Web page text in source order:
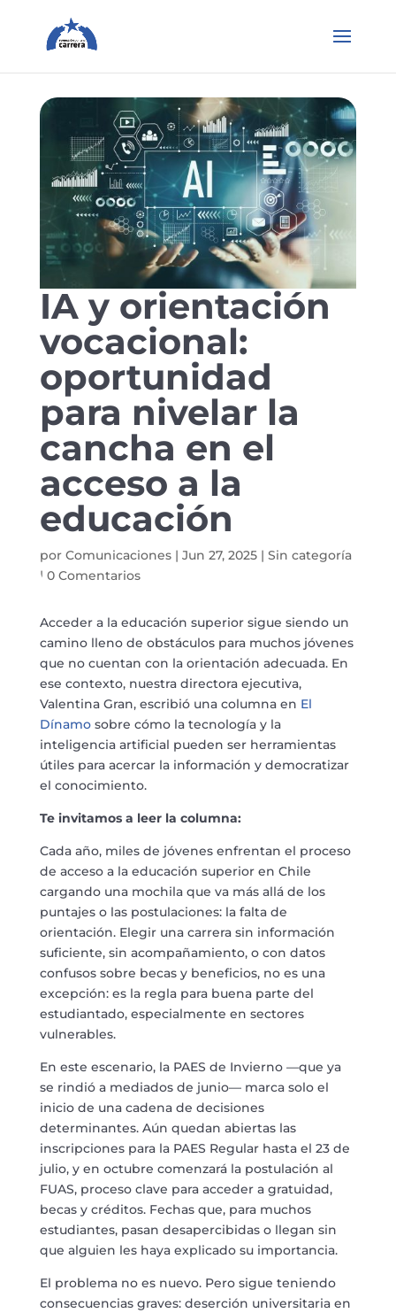
IA y orientación
vocacional:
oportunidad
para nivelar la
cancha en el
acceso a la
educación
por Comunicaciones| Jun 27, 2025| Sin categoría
| 0 Comentarios
Acceder a la educación superior sigue siendo un
camino lleno de obstáculos para muchos jóvenes
que no cuentan con la orientación adecuada. En
ese contexto, nuestra directora ejecutiva,
Valentina Gran, escribió una columna en El
Dínamosobre cómo la tecnología y la
inteligencia artificial pueden ser herramientas
útiles para acercar la información y democratizar
el conocimiento.
Te invitamos a leer la columna:
Cada año, miles de jóvenes enfrentan el proceso
de acceso a la educación superior en Chile
cargando una mochila que va más allá de los
puntajes o las postulaciones: la falta de
orientación. Elegir una carrera sin información
suficiente, sin acompañamiento, o con datos
confusos sobre becas y beneficios, no es una
excepción: es la regla para buena parte del
estudiantado, especialmente en sectores
vulnerables.
En este escenario, la PAES de Invierno —que ya
se rindió a mediados de junio— marca solo el
inicio de una cadena de decisiones
determinantes. Aún quedan abiertas las
inscripciones para la PAES Regular hasta el 23 de
julio, y en octubre comenzará la postulación al
FUAS, proceso clave para acceder a gratuidad,
becas y créditos. Fechas que, para muchos
estudiantes, pasan desapercibidas o llegan sin
que alguien les haya explicado su importancia.
El problema no es nuevo. Pero sigue teniendo
consecuencias graves: deserción universitaria en